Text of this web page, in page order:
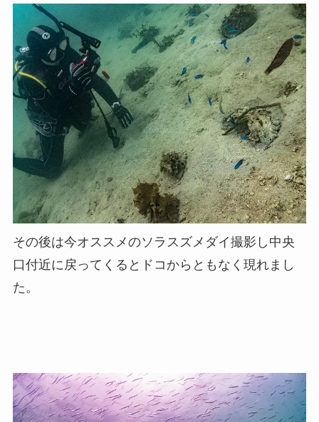
その後は今オススメのソラスズメダイ撮影し中央
口付近に戻ってくるとドコからともなく現れまし
た。